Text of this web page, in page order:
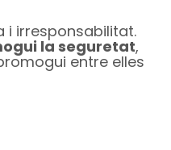
i irresponsabilitat.
la seguretat,
entre elles